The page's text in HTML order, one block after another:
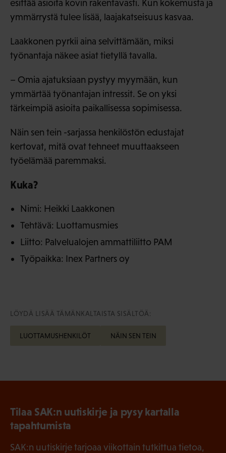
esittää asioita kovin rakentavasti. Kun kokemusta ja
ymmärrystä tulee lisää, laajakatseisuus kasvaa.
Laakkonen pyrkii aina selvittämään, miksi
työnantaja näkee asiat tietyllä tavalla.
– Omia ajatuksiaan pystyy myymään, kun
ymmärtää työnantajan intressit. Se on yksi
tärkeimpiä asioita paikallisessa sopimisessa.
Näin sen tein -sarjassa henkilöstön edustajat
kertovat, mitä ovat tehneet muuttaakseen
työelämää paremmaksi.
Kuka?
Nimi: Heikki Laakkonen
Tehtävä: Luottamusmies
Liitto: Palvelualojen ammattiliitto PAM
Työpaikka: Inex Partners oy
LÖYDÄ LISÄÄ TÄMÄNKALTAISTA SISÄLTÖÄ:
LUOTTAMUSHENKILÖT NÄIN SEN TEIN
Tilaa SAK:n uutiskirje ja pysy kartalla
tapahtumista
SAK:n uutiskirje tarjoaa viikottain tutkittua tietoa,